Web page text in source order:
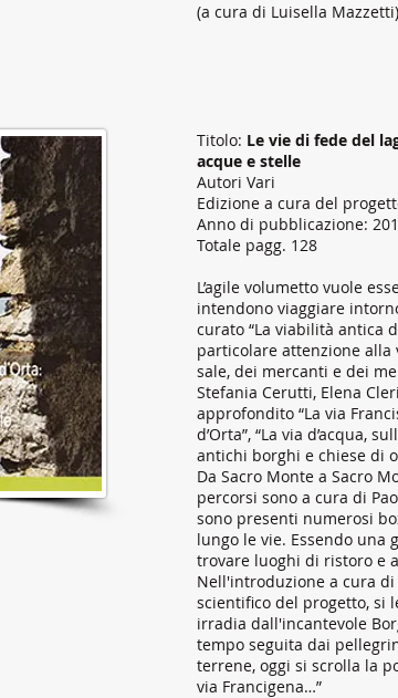
(a cura di Luisella Mazzetti)
Titolo: Le vie di fede del
acque e stelle
Autori Vari
Edizione a cura del
Anno di pubblicazione:
Totale pagg. 128
L’agile volumetto vuole
intendono viaggiare
curato “La viabilità antica
particolare attenzione alla
sale, dei mercanti e dei
Stefania Cerutti, Elena
approfondito “La via
d’Orta”, “La via d’acqua,
antichi borghi e chiese di
Da Sacro Monte a Sacro
percorsi sono a cura di
sono presenti numerosi
lungo le vie. Essendo una
trovare luoghi di ristoro e
Nell'introduzione a cura di
scientifico del progetto, si
irradia dall'incantevole
tempo seguita dai
terrene, oggi si scrolla la
via Francigena…”